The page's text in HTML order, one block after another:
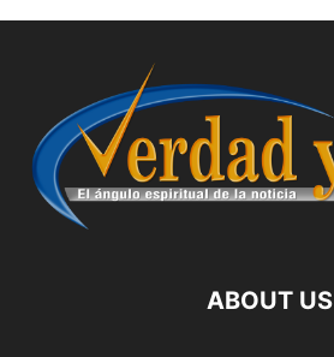
ABOUT US